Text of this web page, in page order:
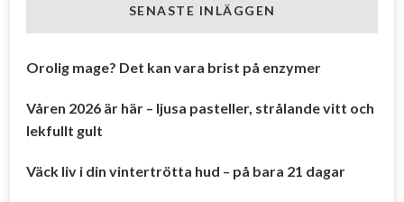
SENASTE INLÄGGEN
Orolig mage? Det kan vara brist på enzymer
Våren 2026 är här – ljusa pasteller, strålande vitt och
lekfullt gult
Väck liv i din vintertrötta hud – på bara 21 dagar